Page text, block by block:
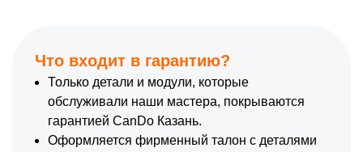
Что входит в гарантию?
Только детали и модули, которые
обслуживали наши мастера, покрываются
гарантией CanDo Казань.
Оформляется фирменный талон с деталями